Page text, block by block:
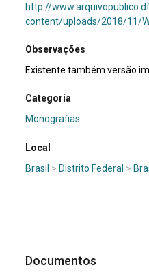
http://
content/uploads/2018/11/
Observações
Existente também versão
Categoria
Monografias
Local
Brasil > Distrito Federal >
Documentos